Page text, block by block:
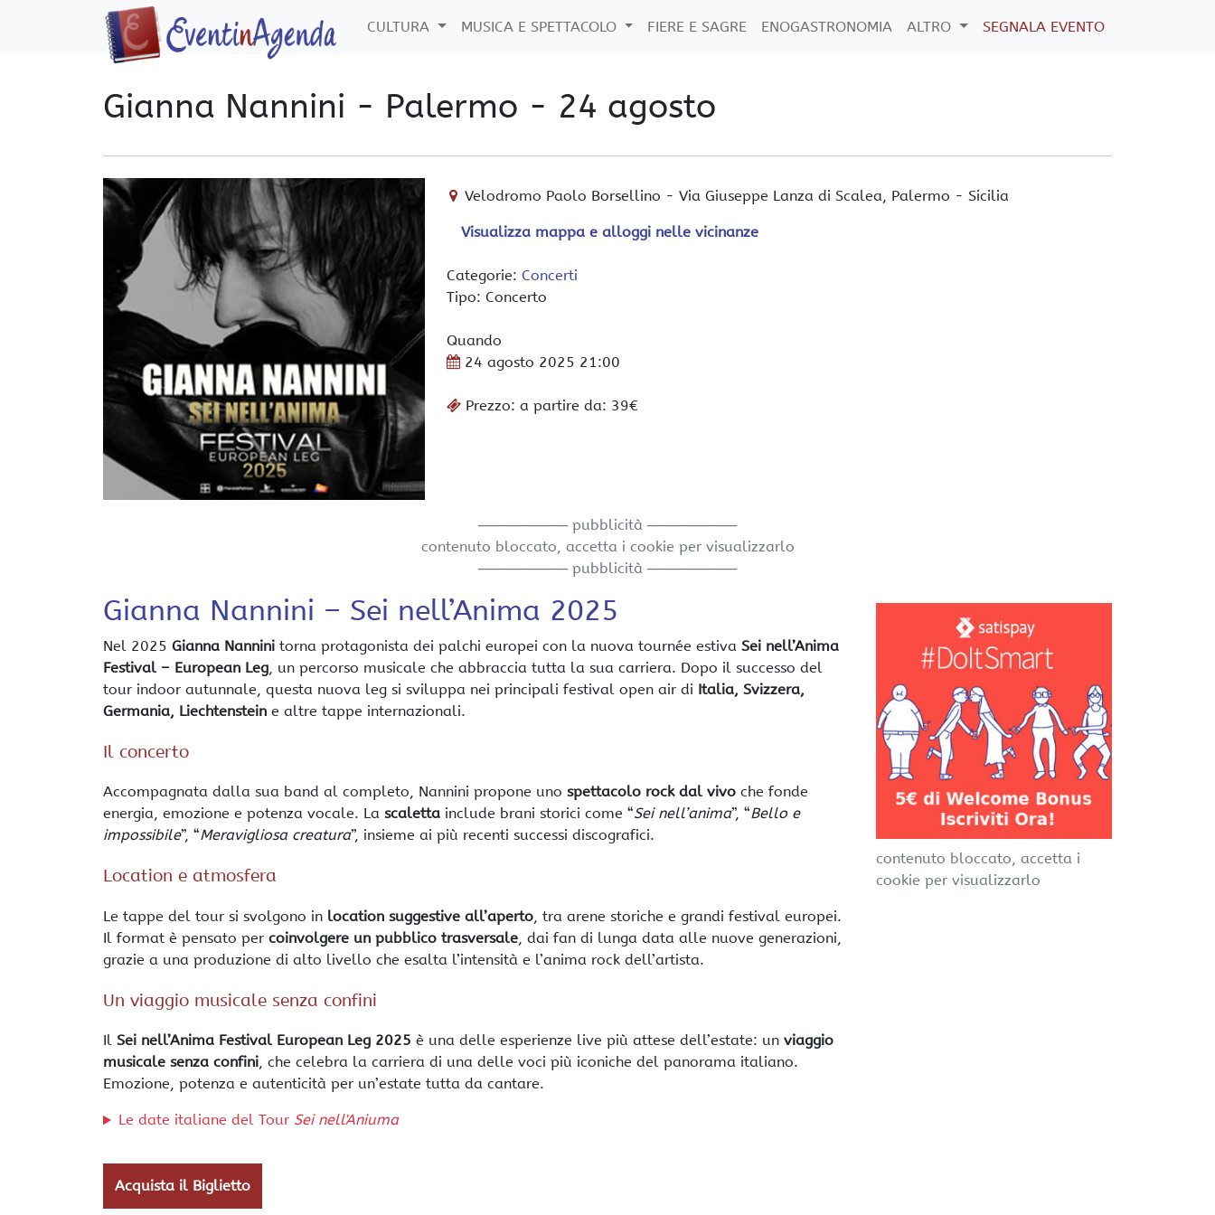
CULTURA MUSICA E SPETTACOLO FIERE E SAGRE ENOGASTRONOMIA ALTRO SEGNALA EVENTO
Gianna Nannini - Palermo - 24 agosto
Velodromo Paolo Borsellino -Via Giuseppe Lanza di Scalea, Palermo -Sicilia
Visualizza mappa e alloggi nelle vicinanze
Categorie: Concerti
Tipo: Concerto
Quando
24 agosto 2025 21:00
Prezzo: a partire da: 39€
───────── pubblicità ─────────
contenuto bloccato, accetta i cookie per visualizzarlo
───────── pubblicità ─────────
Gianna Nannini – Sei nell’Anima 2025
Nel 2025 Gianna Nannini torna protagonista dei palchi europei con la nuova tournée estiva Sei nell’Anima
Festival – European Leg, un percorso musicale che abbraccia tutta la sua carriera. Dopo il successo del
tour indoor autunnale, questa nuova leg si sviluppa nei principali festival open air di Italia, Svizzera,
Germania, Liechtenstein e altre tappe internazionali.
Il concerto
Accompagnata dalla sua band al completo, Nannini propone uno spettacolo rock dal vivo che fonde
energia, emozione e potenza vocale. La scaletta include brani storici come “Sei nell’anima”, “Bello e
impossibile”, “Meravigliosa creatura”, insieme ai più recenti successi discografici.
Location e atmosfera
Le tappe del tour si svolgono in location suggestive all’aperto, tra arene storiche e grandi festival europei.
Il format è pensato per coinvolgere un pubblico trasversale, dai fan di lunga data alle nuove generazioni,
grazie a una produzione di alto livello che esalta l’intensità e l’anima rock dell’artista.
Un viaggio musicale senza confini
Il Sei nell’Anima Festival European Leg 2025 è una delle esperienze live più attese dell’estate: un viaggio
musicale senza confini, che celebra la carriera di una delle voci più iconiche del panorama italiano.
Emozione, potenza e autenticità per un’estate tutta da cantare.
Le date italiane del Tour Sei nell'Aniuma
Acquista il Biglietto
contenuto bloccato, accetta i
cookie per visualizzarlo